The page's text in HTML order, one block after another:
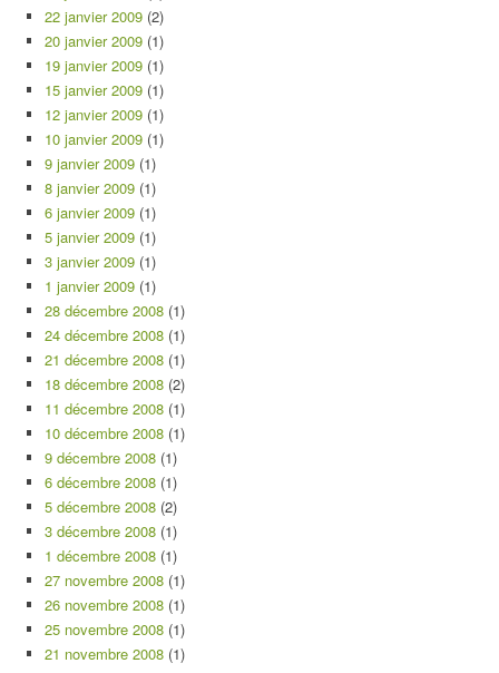
22 janvier 2009 (2)
20 janvier 2009 (1)
19 janvier 2009 (1)
15 janvier 2009 (1)
12 janvier 2009 (1)
10 janvier 2009 (1)
9 janvier 2009 (1)
8 janvier 2009 (1)
6 janvier 2009 (1)
5 janvier 2009 (1)
3 janvier 2009 (1)
1 janvier 2009 (1)
28 décembre 2008 (1)
24 décembre 2008 (1)
21 décembre 2008 (1)
18 décembre 2008 (2)
11 décembre 2008 (1)
10 décembre 2008 (1)
9 décembre 2008 (1)
6 décembre 2008 (1)
5 décembre 2008 (2)
3 décembre 2008 (1)
1 décembre 2008 (1)
27 novembre 2008 (1)
26 novembre 2008 (1)
25 novembre 2008 (1)
21 novembre 2008 (1)